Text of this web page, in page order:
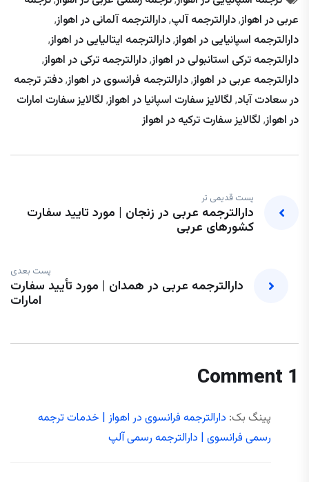
عربی در اهواز,دارالترجمه آلپ,دارالترجمه آلمانی در اهواز,
دارالترجمه اسپانیایی در اهواز,دارالترجمه ایتالیایی در اهواز,
دارالترجمه ترکی استانبولی در اهواز,دارالترجمه ترکی در اهواز,
دارالترجمه عربی در اهواز,دارالترجمه فرانسوی در اهواز,دفتر ترجمه
در سعادت آباد, لگالایز سفارت اسپانیا در اهواز, لگالایز سفارت امارات
در اهواز, لگالایز سفارت ترکیه در اهواز
پست قدیمی تر
دارالترجمه عربی در زنجان | مورد تایید سفارت
کشورهای عربی
پست بعدی
دارالترجمه عربی در همدان | مورد تأیید سفارت
امارات
1 Comment
پینگ بک: دارالترجمه فرانسوی در اهواز | خدمات ترجمه
رسمی فرانسوی | دارالترجمه رسمی آلپ